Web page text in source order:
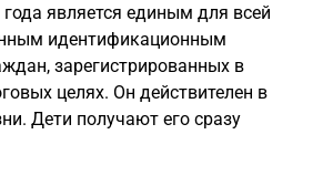
года является единым для всей
идентификационным
зарегистрированных в
целях. Он действителен в
Дети получают его сразу